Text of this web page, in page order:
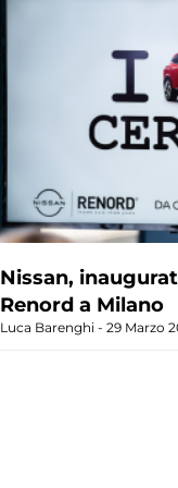
Nissan,
Renord a Milano
Luca Barenghi 29 Marzo